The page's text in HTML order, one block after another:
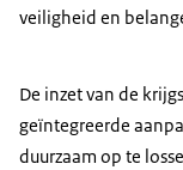
veiligheid en
De inzet van de
geïntegreerde
duurzaam op te